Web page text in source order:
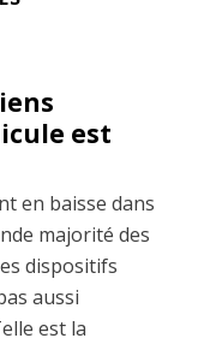
est
en baisse dans
majorité des
dispositifs
aussi
est la